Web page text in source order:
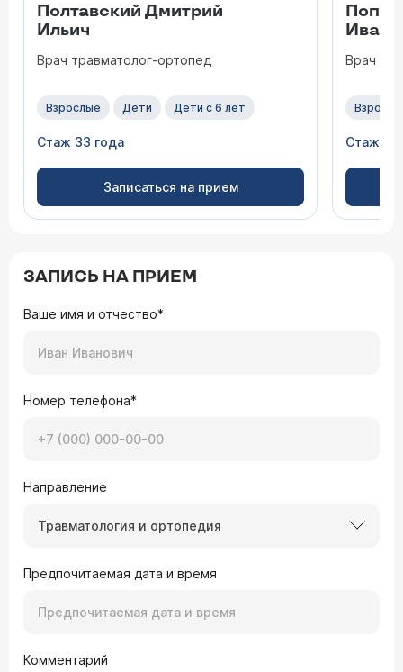
Полтавский Дмитрий
Ильич
Врач травматолог-ортопед
Взрослые Дети Дети с 6 лет
Стаж 33 года
Записаться на прием
Врач
Стаж 17
ЗАПИСЬ НА ПРИЕМ
Ваше имя и отчество*
Номер телефона*
Направление
Травматология и ортопедия
Предпочитаемая дата и время
Комментарий